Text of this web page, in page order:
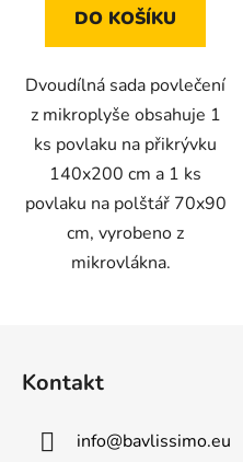
DO KOŠÍKU
Dvoudílná sada povlečení
z mikroplyše obsahuje 1
ks povlaku na přikrývku
140x200 cm a 1 ks
povlaku na polštář 70x90
cm, vyrobeno z
mikrovlákna.
Kontakt
info@bavlissimo.eu